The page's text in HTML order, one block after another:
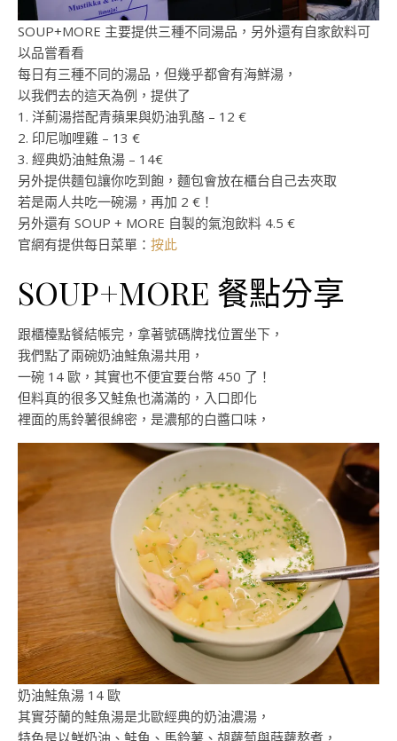
SOUP+MORE 主要提供三種不同湯品，另外還有自家飲料可
以品嘗看看
每日有三種不同的湯品，但幾乎都會有海鮮湯，
以我們去的這天為例，提供了
1. 洋薊湯搭配青蘋果與奶油乳酪 – 12 €
2. 印尼咖哩雞 – 13 €
3. 經典奶油鮭魚湯 – 14€
另外提供麵包讓你吃到飽，麵包會放在櫃台自己去夾取
若是兩人共吃一碗湯，再加 2 €！
另外還有 SOUP + MORE 自製的氣泡飲料 4.5 €
官網有提供每日菜單： 按此
SOUP+MORE 餐點分享
跟櫃檯點餐結帳完，拿著號碼牌找位置坐下，
我們點了兩碗奶油鮭魚湯共用，
一碗 14 歐，其實也不便宜要台幣 450 了！
但料真的很多又鮭魚也滿滿的，入口即化
裡面的馬鈴薯很綿密，是濃郁的白醬口味，
奶油鮭魚湯 14 歐
其實芬蘭的鮭魚湯是北歐經典的奶油濃湯，
特色是以鮮奶油、鮭魚、馬鈴薯、胡蘿蔔與蒔蘿熬煮，